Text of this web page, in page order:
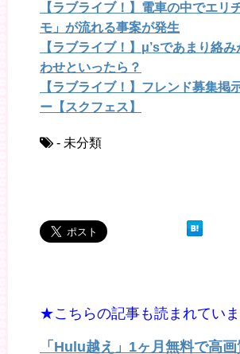
【ラブライブ！】電車の中でエリ
モ」が流れる事案が発生
【ラブライブ！】μ’sであまり絡
わせといったら？
【ラブライブ！】フレンド募集掲
ー【スクフェス】
- 未分類
★こちらの記事も読まれてい
「Hulu越え」1ヶ月無料で高